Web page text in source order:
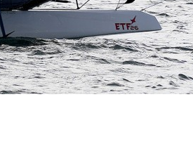
32/23,Records